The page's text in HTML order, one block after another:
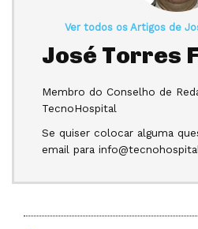
Ver todos os Artigos de
José Torres
Membro do Conselho de
TecnoHospital
Se quiser colocar alguma
email para